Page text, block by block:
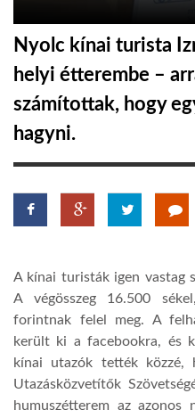
TROPICALMAGAZIN
AFRIKA TUDÁSTÁR
A NAP SZÉPE
Nyolc kínai turista
helyi étterembe –
számítottak, hogy
hagyni.
A kínai turisták igen vastag
A végösszeg 16.500
forintnak felel meg. A
került ki a facebookra, és
kínai utazók tették közzé,
Utazásközvetítők
humuszétterem az